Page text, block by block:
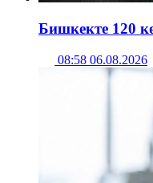
Бишкекте 120
08:58 06.08.2026